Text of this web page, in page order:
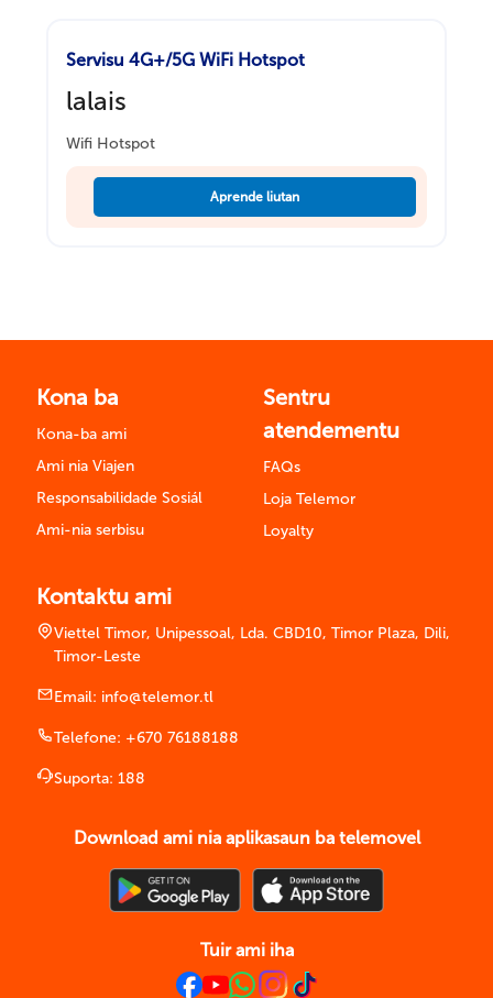
Servisu 4G+/5G WiFi Hotspot
lalais
Wifi Hotspot
Aprende liutan
Kona ba
Kona-ba ami
Ami nia Viajen
Responsabilidade Sosiál
Ami-nia serbisu
Sentru
atendementu
FAQs
Loja Telemor
Loyalty
Kontaktu ami
Viettel Timor, Unipessoal, Lda. CBD10, Timor Plaza, Dili,
Timor-Leste
Email: info@telemor.tl
Telefone: +670 76188188
Suporta: 188
Download ami nia aplikasaun ba telemovel
Tuir ami iha